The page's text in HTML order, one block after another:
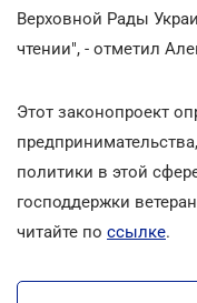
Верховной Рады
чтении", - отметил
Этот законопроект
политики в этой
господдержки
читайте по ссылке.